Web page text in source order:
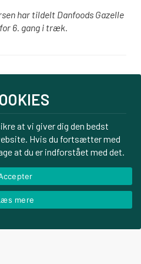
har tildelt Danfoods Gazelle
6. gang i træk.
at vi giver dig den bedst
Hvis du fortsætter med
at du er indforstået med det.
mere